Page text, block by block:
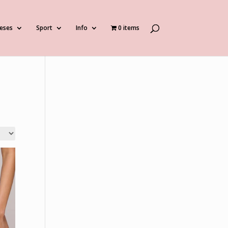
Sport Info 0 items